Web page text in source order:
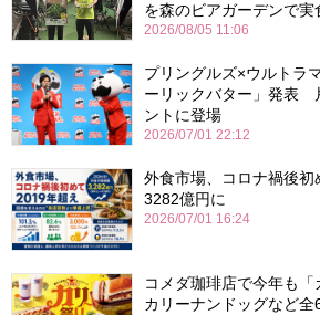
を森のビアガーデンで実
2026/08/05 11:06
プリングルズ×ウルトラ
ーリックバター」発表
ントに登場
2026/07/01 22:12
外食市場、コロナ禍後
3282億円に
2026/07/01 16:24
コメダ珈琲店で今年も
カリーナンドッグなど